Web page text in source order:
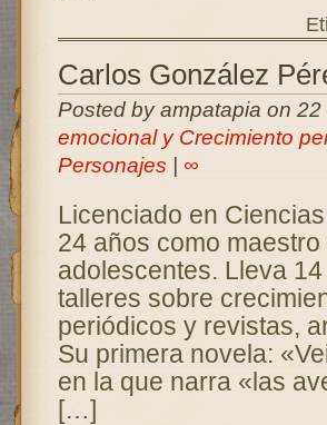
Carlos González
Posted by ampatapia on
emocional y Crecimiento
Personajes
∞
Licenciado en
24 años como
adolescentes. Lleva
talleres sobre
periódicos y revistas,
Su primera novela:
en la que narra «las
[…]